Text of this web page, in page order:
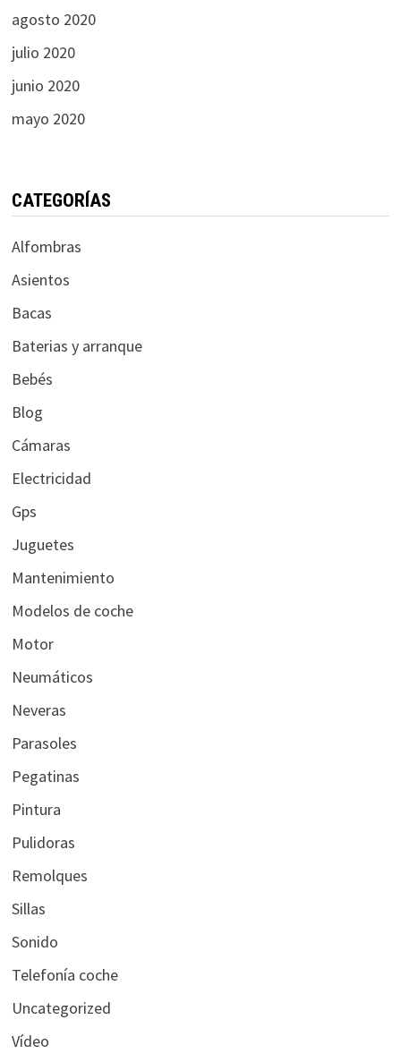
agosto 2020
julio 2020
junio 2020
mayo 2020
CATEGORÍAS
Alfombras
Asientos
Bacas
Baterias y arranque
Bebés
Blog
Cámaras
Electricidad
Gps
Juguetes
Mantenimiento
Modelos de coche
Motor
Neumáticos
Neveras
Parasoles
Pegatinas
Pintura
Pulidoras
Remolques
Sillas
Sonido
Telefonía coche
Uncategorized
Vídeo